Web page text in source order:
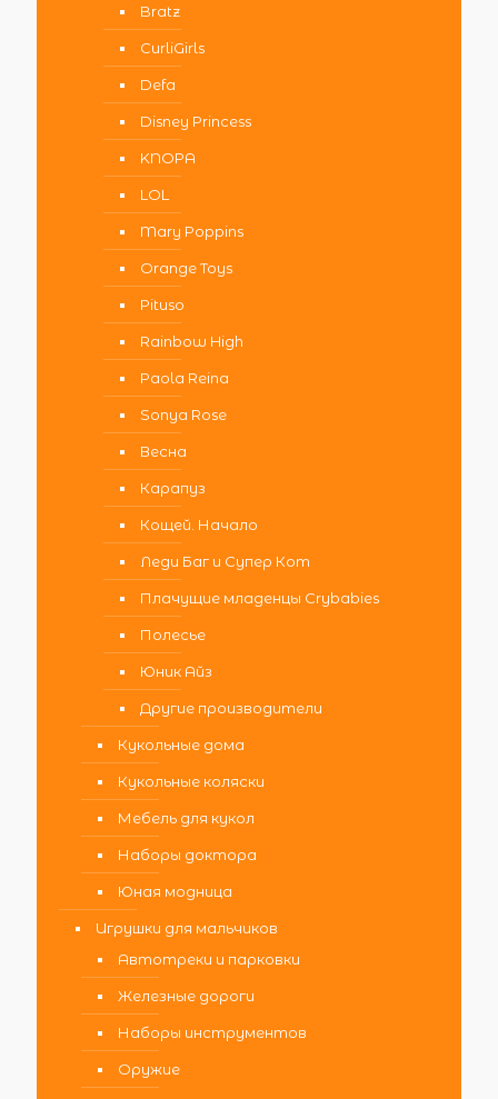
Bratz
CurliGirls
Defa
Disney Princess
KNOPA
LOL
Mary Poppins
Orange Toys
Pituso
Rainbow High
Paola Reina
Sonya Rose
Весна
Карапуз
Кощей. Начало
Леди Баг и Супер Кот
Плачущие младенцы Crybabies
Полесье
Юник Айз
Другие производители
Кукольные дома
Кукольные коляски
Мебель для кукол
Наборы доктора
Юная модница
Игрушки для мальчиков
Автотреки и парковки
Железные дороги
Наборы инструментов
Оружие